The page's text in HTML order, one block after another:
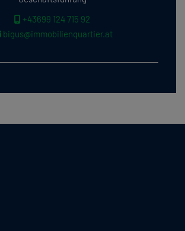
+43699 124 715 92
bigus@immobilienquartier.at